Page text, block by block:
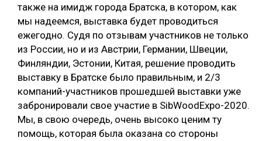
также на имидж города Братска, в котором, как
мы надеемся, выставка будет проводиться
ежегодно. Судя по отзывам участников не только
из России, но и из Австрии, Германии, Швеции,
Финляндии, Эстонии, Китая, решение проводить
выставку в Братске было правильным, и 2/3
компаний-участников прошедшей выставки уже
забронировали свое участие в SibWoodExpo-2020.
Мы, в свою очередь, очень высоко ценим ту
помощь, которая была оказана со стороны